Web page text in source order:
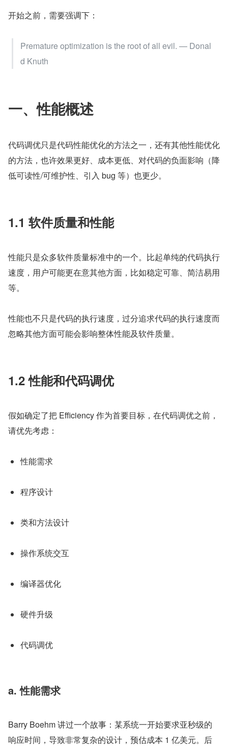
开始之前，需要强调下：
Premature optimization is the root of all evil. — Donal
d Knuth
一、性能概述
代码调优只是代码性能优化的方法之一，还有其他性能优化
的方法，也许效果更好、成本更低、对代码的负面影响（降
低可读性/可维护性、引入 bug 等）也更少。
1.1 软件质量和性能
性能只是众多软件质量标准中的一个。比起单纯的代码执行
速度，用户可能更在意其他方面，比如稳定可靠、简洁易用
等。
性能也不只是代码的执行速度，过分追求代码的执行速度而
忽略其他方面可能会影响整体性能及软件质量。
1.2 性能和代码调优
假如确定了把 Efficiency 作为首要目标，在代码调优之前，
请优先考虑：
性能需求
程序设计
类和方法设计
操作系统交互
编译器优化
硬件升级
代码调优
a. 性能需求
Barry Boehm 讲过一个故事：某系统一开始要求亚秒级的
响应时间，导致非常复杂的设计，预估成本 1 亿美元。后